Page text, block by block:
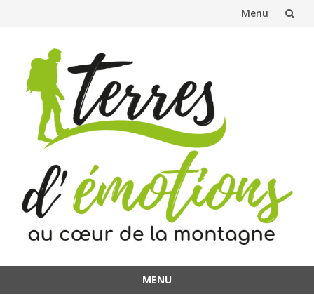
Menu
contenu
MENU